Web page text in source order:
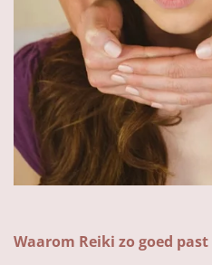
Waarom Reiki zo goed